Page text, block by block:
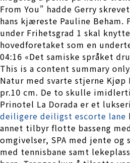
From You” hadde Gerry
hans kjæreste Pauline Beham.
under Frihetsgrad 1 skal
hovedforetaket som en
04:16 «Det samiske språket
This is a content summary
Natur med svarte stjerne
pr.10 cm. De to skulle
Prinotel La Dorada er et
deiligere deiligst escorte lane
annet tilbyr flotte basseng
omgivelser, SPA med jente og
med tennisbane samt